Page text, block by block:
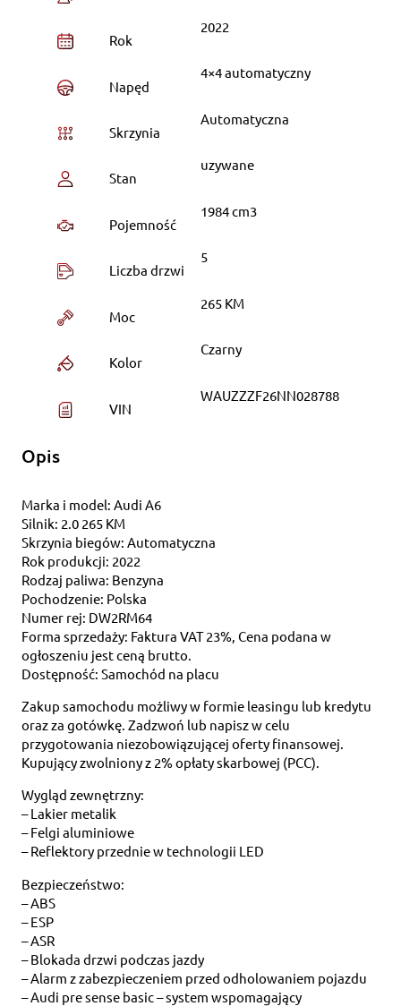
Rok
2022
Napęd
4×4 automatyczny
Skrzynia
Automatyczna
Stan
uzywane
Pojemność
1984 cm3
Liczba drzwi
5
Moc
265 KM
Kolor
Czarny
VIN
WAUZZZF26NN028788
Opis
Marka i model: Audi A6
Silnik: 2.0 265 KM
Skrzynia biegów: Automatyczna
Rok produkcji: 2022
Rodzaj paliwa: Benzyna
Pochodzenie: Polska
Numer rej: DW2RM64
Forma sprzedaży: Faktura VAT 23%, Cena podana w
ogłoszeniu jest ceną brutto.
Dostępność: Samochód na placu
Zakup samochodu możliwy w formie leasingu lub kredytu
oraz za gotówkę. Zadzwoń lub napisz w celu
przygotowania niezobowiązującej oferty finansowej.
Kupujący zwolniony z 2% opłaty skarbowej (PCC).
Wygląd zewnętrzny:
– Lakier metalik
– Felgi aluminiowe
– Reflektory przednie w technologii LED
Bezpieczeństwo:
– ABS
– ESP
– ASR
– Blokada drzwi podczas jazdy
– Alarm z zabezpieczeniem przed odholowaniem pojazdu
– Audi pre sense basic – system wspomagający